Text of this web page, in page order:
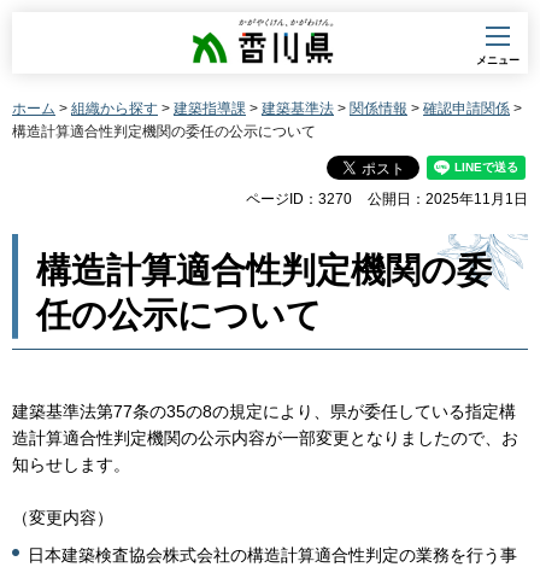
香川県
メニュー
ホーム > 組織から探す > 建築指導課 > 建築基準法 > 関係情報 > 確認申請関係 >
構造計算適合性判定機関の委任の公示について
ページID：3270 公開日：2025年11月1日
構造計算適合性判定機関の委
任の公示について
建築基準法第77条の35の8の規定により、県が委任している指定構
造計算適合性判定機関の公示内容が一部変更となりましたので、お
知らせします。
（変更内容）
日本建築検査協会株式会社の構造計算適合性判定の業務を行う事